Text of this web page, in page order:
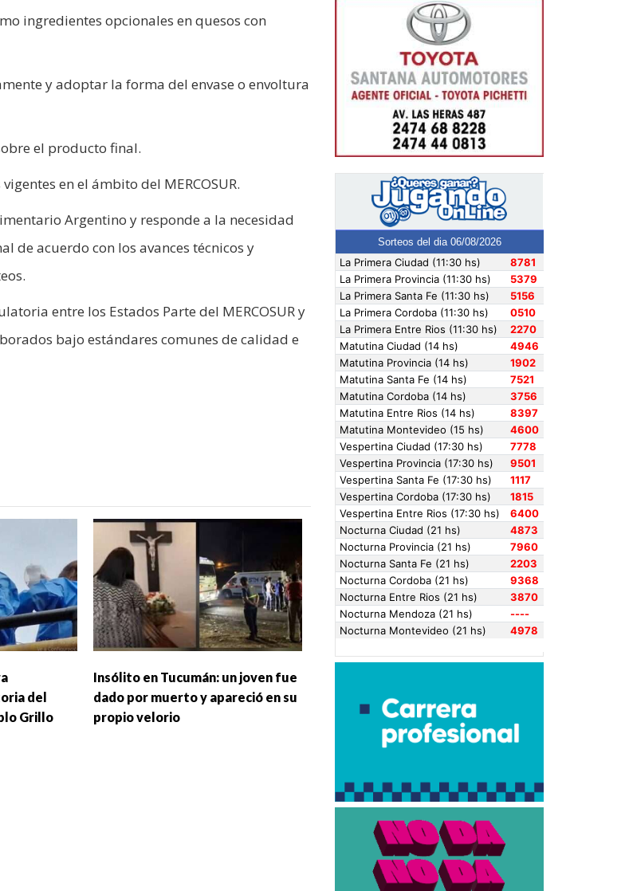
ingredientes opcionales en quesos con
y adoptar la forma del envase o envoltura
el producto final.
en el ámbito del MERCOSUR.
Argentino y responde a la necesidad
de acuerdo con los avances técnicos y
entre los Estados Parte del MERCOSUR y
bajo estándares comunes de calidad e
del
Grillo
Insólito en Tucumán: un joven fue
dado por muerto y apareció en su
propio velorio